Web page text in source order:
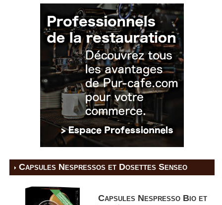
Capsules Nespressos et Dosettes Senseo
Capsules Nespresso Bio et